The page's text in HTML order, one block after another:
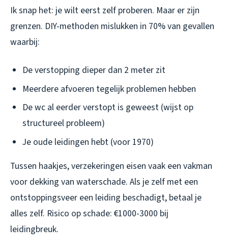
Ik snap het: je wilt eerst zelf proberen. Maar er zijn
grenzen. DIY-methoden mislukken in 70% van gevallen
waarbij:
De verstopping dieper dan 2 meter zit
Meerdere afvoeren tegelijk problemen hebben
De wc al eerder verstopt is geweest (wijst op
structureel probleem)
Je oude leidingen hebt (voor 1970)
Tussen haakjes, verzekeringen eisen vaak een vakman
voor dekking van waterschade. Als je zelf met een
ontstoppingsveer een leiding beschadigt, betaal je
alles zelf. Risico op schade: €1000-3000 bij
leidingbreuk.